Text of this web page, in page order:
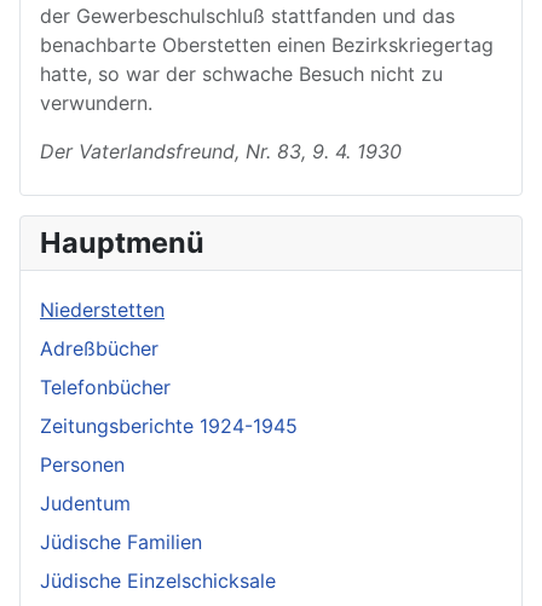
der Gewerbeschulschluß stattfanden und das
benachbarte Oberstetten einen Bezirkskriegertag
hatte, so war der schwache Besuch nicht zu
verwundern.
Der Vaterlandsfreund, Nr. 83, 9. 4. 1930
Hauptmenü
Niederstetten
Adreßbücher
Telefonbücher
Zeitungsberichte 1924-1945
Personen
Judentum
Jüdische Familien
Jüdische Einzelschicksale